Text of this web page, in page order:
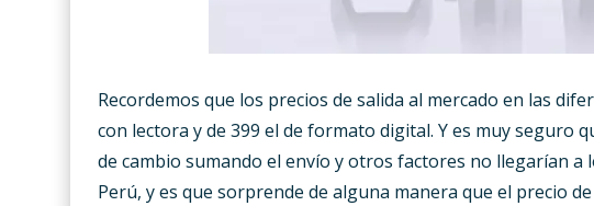
Recordemos que los precios de salida al mercado en las
con lectora y de 399 el de formato digital. Y es muy seguro
de cambio sumando el envío y otros factores no llegarían
Perú, y es que sorprende de alguna manera que el precio